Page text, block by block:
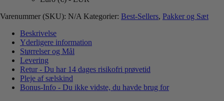
med
Luffer
natur
antal
Varenummer (SKU): N/A Kategorier: Best-Sellers, Pakker og Sæt
Beskrivelse
Yderligere information
Størrelser og Mål
Levering
Retur - Du har 14 dages risikofri prøvetid
Pleje af sælskind
Bonus-Info - Du ikke vidste, du havde brug for